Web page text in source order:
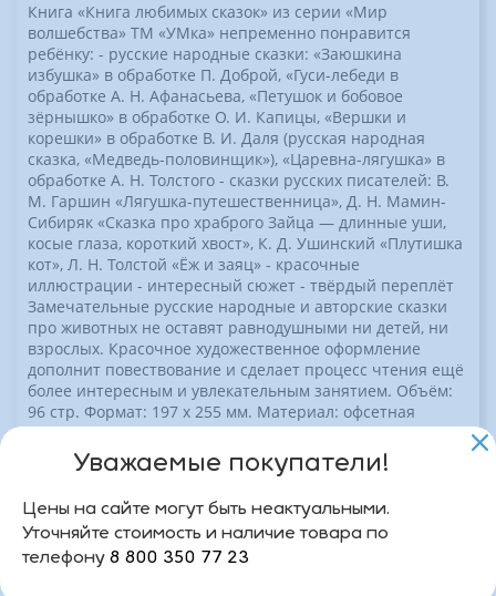
Книга «Книга любимых сказок» из серии «Мир
волшебства» ТМ «УМка» непременно понравится
ребёнку: - русские народные сказки: «Заюшкина
избушка» в обработке П. Доброй, «Гуси-лебеди в
обработке А. Н. Афанасьева, «Петушок и бобовое
зёрнышко» в обработке О. И. Капицы, «Вершки и
корешки» в обработке В. И. Даля (русская народная
сказка, «Медведь-половинщик»), «Царевна-лягушка» в
обработке А. Н. Толстого - сказки русских писателей: В.
М. Гаршин «Лягушка-путешественница», Д. Н. Мамин-
Сибиряк «Сказка про храброго Зайца — длинные уши,
косые глаза, короткий хвост», К. Д. Ушинский «Плутишка
кот», Л. Н. Толстой «Ёж и заяц» - красочные
иллюстрации - интересный сюжет - твёрдый переплёт
Замечательные русские народные и авторские сказки
про животных не оставят равнодушными ни детей, ни
взрослых. Красочное художественное оформление
дополнит повествование и сделает процесс чтения ещё
более интересным и увлекательным занятием. Объём:
96 стр. Формат: 197 х 255 мм. Материал: офсетная
бумага. Рекомендовано детям старшего дошкольног
Характеристики
Ширина упаковки, м
Вес упаковки, кг
Уважаемые покупатели!
Цены на сайте могут быть неактуальными.
Уточняйте стоимость и наличие товара по
телефону 8 800 350 77 23